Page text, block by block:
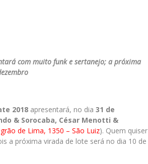
com muito funk e sertanejo; a próxima
2018 apresentará, no dia 31 de
& Sorocaba, César Menotti &
de Lima, 1350 – São Luiz). Quem quiser
a próxima virada de lote será no dia 10 de